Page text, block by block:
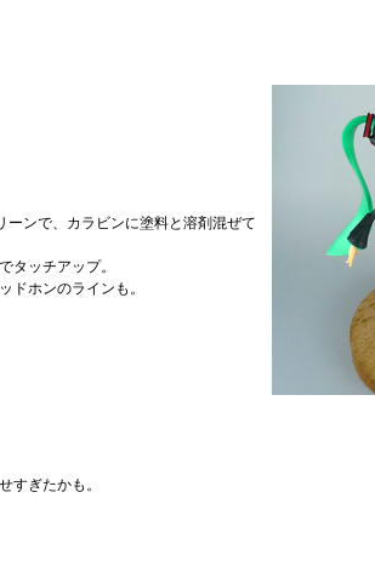
ンで、カラビンに塗料と溶剤混ぜて
タッチアップ。
ドホンのラインも。
すぎたかも。